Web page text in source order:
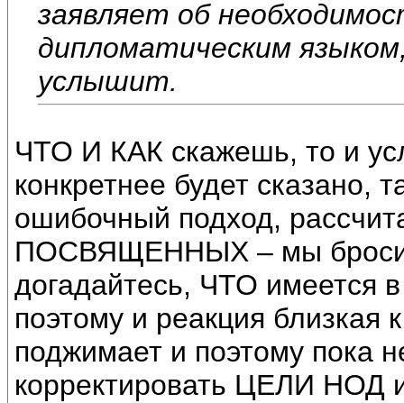
заявляет об
дипломатическим
услышит.
ЧТО И КАК скажешь, то и
конкретнее будет сказано,
ошибочный подход,
ПОСВЯЩЕННЫХ – мы
догадайтесь, ЧТО имеется
поэтому и реакция близкая
поджимает и поэтому
корректировать ЦЕЛИ НОД